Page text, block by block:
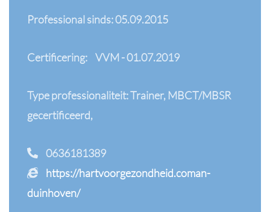
Professional sinds: 05.09.2015
Certificering: VVM - 01.07.2019
Type professionaliteit: Trainer, MBCT/MBSR
gecertificeerd,
0636181389
https://hartvoorgezondheid.coman-
duinhoven/